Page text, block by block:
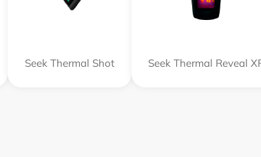
Seek Thermal Shot Seek Thermal Reveal